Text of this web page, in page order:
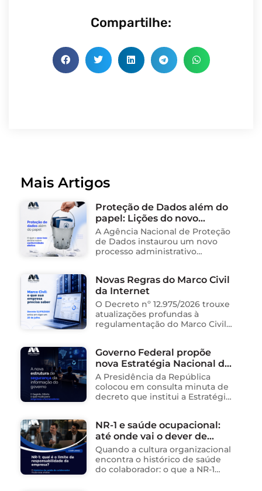
Compartilhe:
Mais Artigos
Proteção de Dados além do
papel: Lições do novo
processo sancionador da
ANPD
A Agência Nacional de Proteção
de Dados instaurou um novo
processo administrativo
organização social responsável
pela gestão de unidades
públicas de saúde …
Novas Regras do Marco Civil
da Internet
O Decreto nº 12.975/2026 trouxe
atualizações profundas à
regulamentação do Marco Civil
operações de empresas de
tecnologia no Brasil. Para ajudar
na …
Governo Federal propõe
nova Estratégia Nacional de
Segurança da Informação e
cria sistema integrado de
governança para órgãos
A Presidência da República
colocou em consulta minuta de
decreto que institui a Estratégia
Sistema Integrado de
Segurança da Informação
(SISInfo), estabelecendo …
NR-1 e saúde ocupacional:
até onde vai o dever de
cuidado da empresa?
Quando a cultura organizacional
encontra o histórico de saúde
do colaborador: o que a NR-1